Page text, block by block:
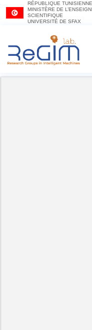
RÉPUBLIQUE TUNISIENNE
MINISTÈRE DE
SCIENTIFIQUE
UNIVERSITÉ DE SFAX